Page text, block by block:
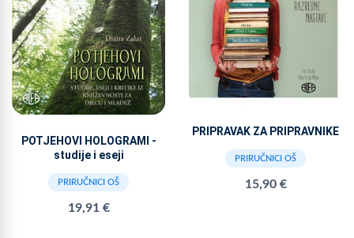
POTJEHOVI HOLOGRAMI -
studije i eseji
PRIRUČNICI OŠ
19,91 €
PRIPRAVAK ZA PRIPRAVNIKE
PRIRUČNICI OŠ
15,90 €